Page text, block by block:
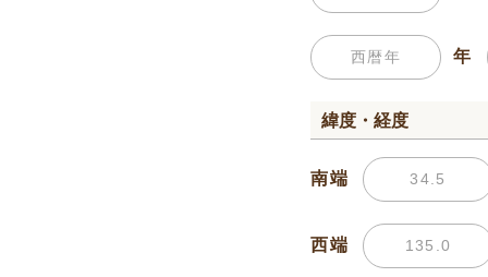
年
緯度・経度
南端
西端